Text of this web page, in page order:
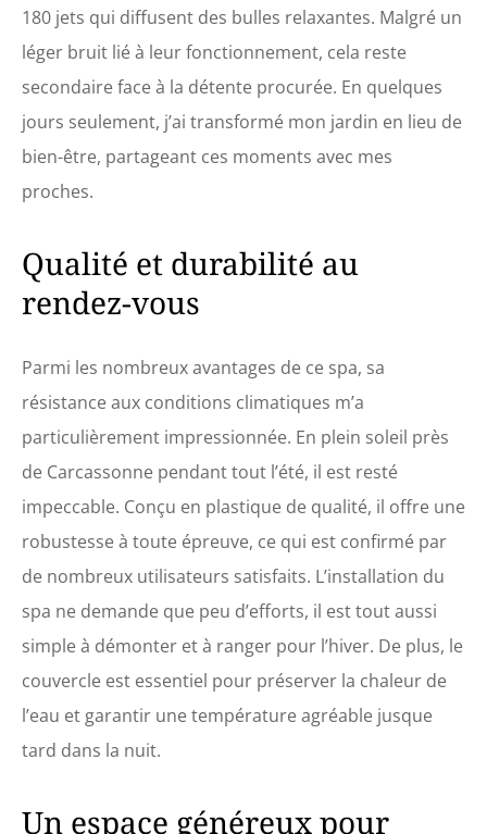
180 jets qui diffusent des bulles relaxantes. Malgré un
léger bruit lié à leur fonctionnement, cela reste
secondaire face à la détente procurée. En quelques
jours seulement, j’ai transformé mon jardin en lieu de
bien-être, partageant ces moments avec mes
proches.
Qualité et durabilité au
rendez-vous
Parmi les nombreux avantages de ce spa, sa
résistance aux conditions climatiques m’a
particulièrement impressionnée. En plein soleil près
de Carcassonne pendant tout l’été, il est resté
impeccable. Conçu en plastique de qualité, il offre une
robustesse à toute épreuve, ce qui est confirmé par
de nombreux utilisateurs satisfaits. L’installation du
spa ne demande que peu d’efforts, il est tout aussi
simple à démonter et à ranger pour l’hiver. De plus, le
couvercle est essentiel pour préserver la chaleur de
l’eau et garantir une température agréable jusque
tard dans la nuit.
Un espace généreux pour